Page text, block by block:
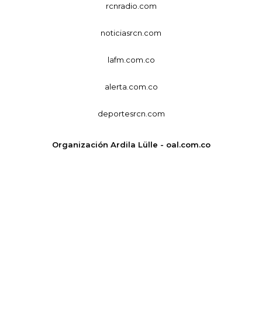
rcnradio.com
noticiasrcn.com
lafm.com.co
alerta.com.co
deportesrcn.com
Organización Ardila Lülle - oal.com.co